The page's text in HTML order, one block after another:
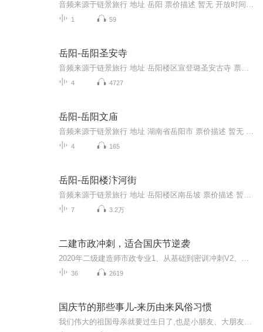
1 59
岳阳-岳阳圣安寺
4 4727
岳阳-岳阳文庙
4 165
岳阳-岳阳楼汴河街
7 3.2万
二建市政冲刺，适合国庆节逆袭
36 2619
国庆节的那些事儿-来历由来风俗习惯